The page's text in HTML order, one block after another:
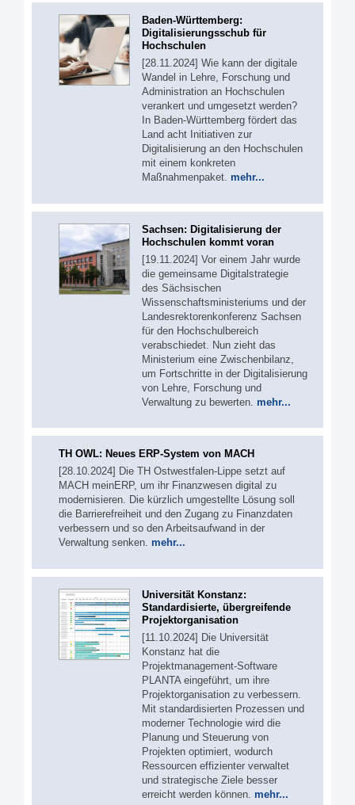
Baden-Württemberg:
Digitalisierungsschub für
Hochschulen
[28.11.2024] Wie kann der digitale
Wandel in Lehre, Forschung und
Administration an Hochschulen
verankert und umgesetzt werden?
In Baden-Württemberg fördert das
Land acht Initiativen zur
Digitalisierung an den Hochschulen
mit einem konkreten
Maßnahmenpaket. mehr...
Sachsen: Digitalisierung der
Hochschulen kommt voran
[19.11.2024] Vor einem Jahr wurde
die gemeinsame Digitalstrategie
des Sächsischen
Wissenschaftsministeriums und der
Landesrektorenkonferenz Sachsen
für den Hochschulbereich
verabschiedet. Nun zieht das
Ministerium eine Zwischenbilanz,
um Fortschritte in der Digitalisierung
von Lehre, Forschung und
Verwaltung zu bewerten. mehr...
TH OWL: Neues ERP-System von MACH
[28.10.2024] Die TH Ostwestfalen-Lippe setzt auf
MACH meinERP, um ihr Finanzwesen digital zu
modernisieren. Die kürzlich umgestellte Lösung soll
die Barrierefreiheit und den Zugang zu Finanzdaten
verbessern und so den Arbeitsaufwand in der
Verwaltung senken. mehr...
Universität Konstanz:
Standardisierte, übergreifende
Projektorganisation
[11.10.2024] Die Universität
Konstanz hat die
Projektmanagement-Software
PLANTA eingeführt, um ihre
Projektorganisation zu verbessern.
Mit standardisierten Prozessen und
moderner Technologie wird die
Planung und Steuerung von
Projekten optimiert, wodurch
Ressourcen effizienter verwaltet
und strategische Ziele besser
erreicht werden können. mehr...